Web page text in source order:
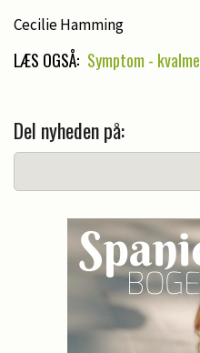
Cecilie Hamming
LÆS OGSÅ: Symptom - kvalme
Del nyheden på: